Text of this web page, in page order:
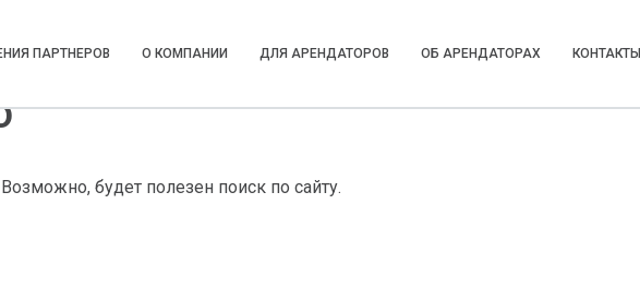
ПАРТНЕРОВ О КОМПАНИИ ДЛЯ АРЕНДАТОРОВ ОБ АРЕНДАТОРАХ КОНТАКТЫ
будет полезен поиск по сайту.